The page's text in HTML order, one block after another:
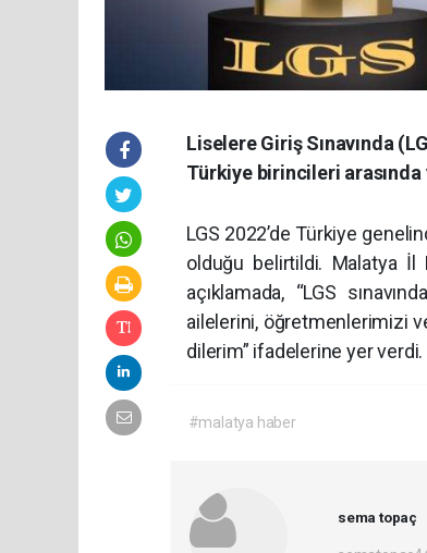
Liselere Giriş Sınavında
Türkiye birincileri arasında
LGS 2022’de Türkiye
olduğu belirtildi. Malatya İl
açıklamada, “LGS
ailelerini, öğretmenlerimizi
dilerim” ifadelerine yer verdi.
#malatya haber
sema topaç